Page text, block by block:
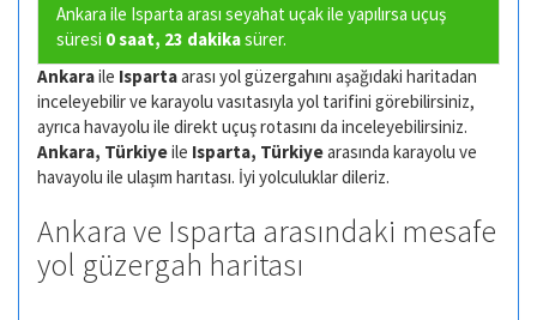
Ankara ile Isparta arası seyahat uçak ile yapılırsa uçuş
süresi 0 saat, 23 dakikasürer.
Ankaraile Ispartaarası yol güzergahını aşağıdaki haritadan
inceleyebilir ve karayolu vasıtasıyla yol tarifini görebilirsiniz,
ayrıca havayolu ile direkt uçuş rotasını da inceleyebilirsiniz.
Ankara, Türkiyeile Isparta, Türkiyearasında karayolu ve
havayolu ile ulaşım harıtası. İyi yolculuklar dileriz.
Ankara ve Isparta arasındaki mesafe
yol güzergah haritası